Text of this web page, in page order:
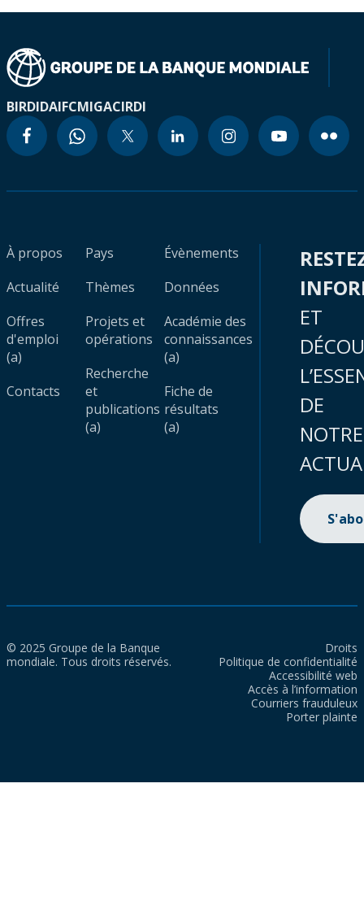
BIRDIDAIFCMIGACIRDI
À propos
Actualité
Offres
d'emploi
(a)
Contacts
Pays
Thèmes
Projets et
opérations
Recherche
et
publications
(a)
Évènements
Données
Académie des
connaissances
(a)
Fiche de
résultats
(a)
ET
DE
NOTRE
© 2025 Groupe de la Banque
mondiale. Tous droits réservés.
Droits
Politique de confidentialité
Accessibilité web
Accès à l’information
Courriers frauduleux
Porter plainte